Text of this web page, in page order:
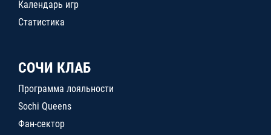
Календарь игр
Статистика
СОЧИ КЛАБ
Программа лояльности
Sochi Queens
Фан-сектор